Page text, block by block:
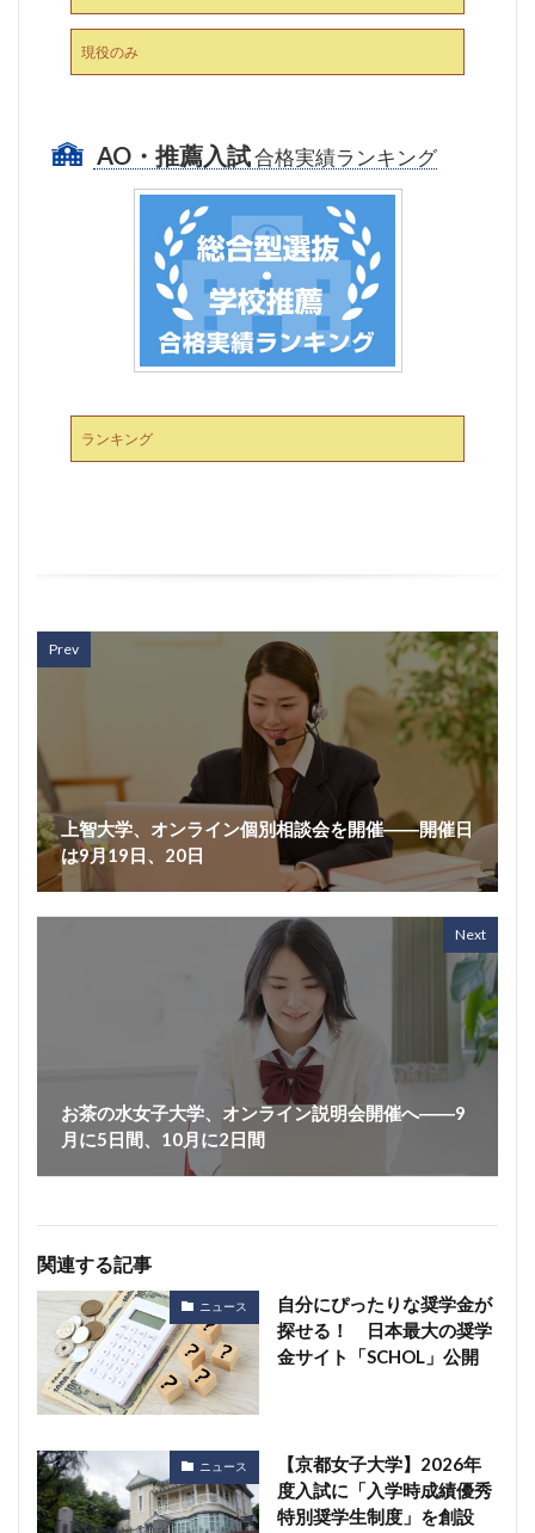
現役のみ
AO・推薦入試合格実績ランキング
ランキング
Prev
上智大学、オンライン個別相談会を開催――開催日
は9月19日、20日
Next
お茶の水女子大学、オンライン説明会開催へ――9
月に5日間、10月に2日間
関連する記事
ニュース
自分にぴったりな奨学金が
探せる！ 日本最大の奨学
金サイト「SCHOL」公開
ニュース
【京都女子大学】2026年
度入試に「入学時成績優秀
特別奨学生制度」を創設